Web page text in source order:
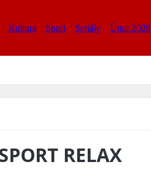
Kultura Sport Seriály Únor 2026
RELAX